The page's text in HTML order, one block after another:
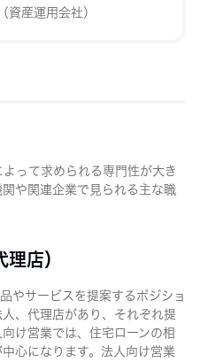
資産運用会社）
って求められる専門性が大き
や関連企業で見られる主な職
店）
やサービスを提案するポジショ
、代理店があり、それぞれ提
け営業では、住宅ローンの相
心になります。法人向け営業